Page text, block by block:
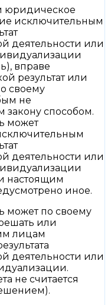
юридическое
исключительным
деятельности или
вправе
результат или
своему
не
способом.
может
деятельности или
настоящим
иное.
может по своему
или
лицам
деятельности или
не считается